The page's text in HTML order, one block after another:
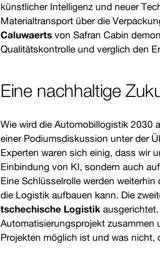
künstlicher Intelligenz und neuer
Materialtransport über die
Caluwaerts von Safran Cabin
Qualitätskontrolle und verglich den
Eine nachhaltige
Wie wird die Automobillogistik 2030
einer Podiumsdiskussion unter der
Experten waren sich einig, dass wir
Einbindung von KI, sondern auch
Eine Schlüsselrolle werden
die Logistik aufbauen kann. Die
tschechische Logistik
Automatisierungsprojekt zusammen
Projekten möglich ist und was nicht,